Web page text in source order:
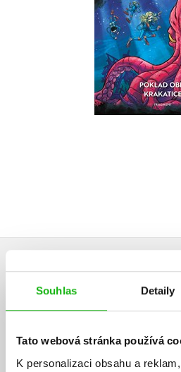
Souhlas Detaily
Tato webová stránka používá
K personalizaci obsahu a
Do košíku
199 Kč
HODNOCENÍ ČTENÁŘŮ
Vaše hodnocení
Uživatelskou recenzi mohou vkládat